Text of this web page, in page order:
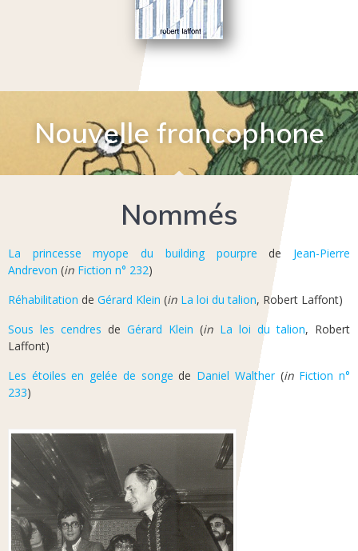
Nouvelle francophone
Nommés
La princesse myope du building pourpre de Jean-Pierre
Andrevon (in Fiction n° 232)
Réhabilitation de Gérard Klein (in La loi du talion, Robert Laffont)
Sous les cendres de Gérard Klein (in La loi du talion, Robert
Laffont)
Les étoiles en gelée de songe de Daniel Walther(in Fiction n°
233)